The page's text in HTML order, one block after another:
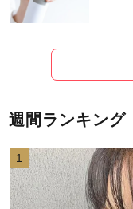
週間ランキング
1